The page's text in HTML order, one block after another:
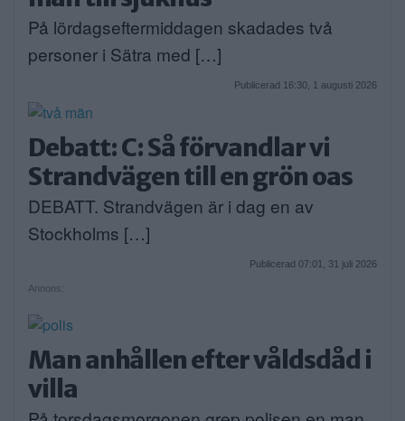
På lördagseftermiddagen skadades två
personer i Sätra med […]
Publicerad 16:30, 1 augusti 2026
Debatt: C: Så förvandlar vi
Strandvägen till en grön oas
DEBATT. Strandvägen är i dag en av
Stockholms […]
Publicerad 07:01, 31 juli 2026
Annons:
Man anhållen efter våldsdåd i
villa